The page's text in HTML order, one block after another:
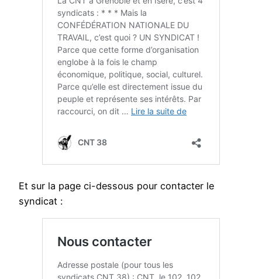
Et sur la page ci-dessous pour contacter le
syndicat :